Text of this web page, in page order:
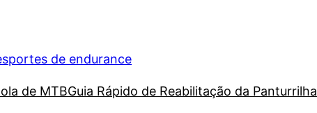
de endurance
de MTBGuia Rápido de Reabilitação da Panturrilha